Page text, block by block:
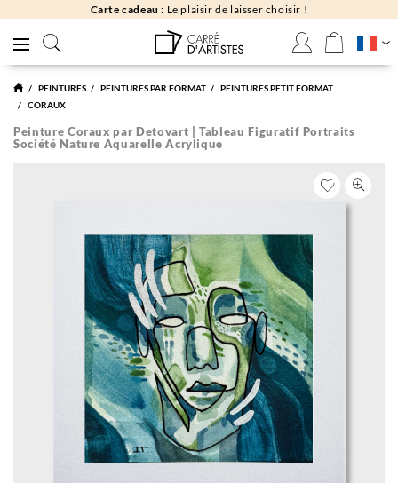
Carte cadeau : Le plaisir de laisser choisir !
PEINTURES PEINTURES PAR FORMAT
PEINTURES PETIT FORMAT
CORAUX
Peinture Coraux par Detovart | Tableau Figuratif Portraits
Société Nature Aquarelle Acrylique